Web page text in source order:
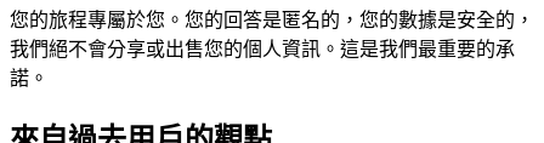
您的旅程專屬於您。您的回答是匿名的，您的數據是安全的，
我們絕不會分享或出售您的個人資訊。這是我們最重要的承
諾。